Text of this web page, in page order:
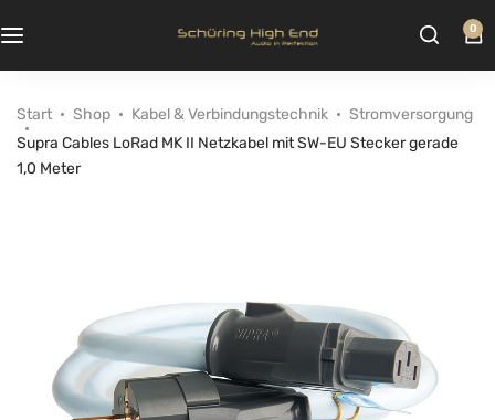
0
Start Shop Kabel & Verbindungstechnik
Stromversorgung
Supra Cables LoRad MK II Netzkabel mit SW-EU Stecker gerade
1,0 Meter